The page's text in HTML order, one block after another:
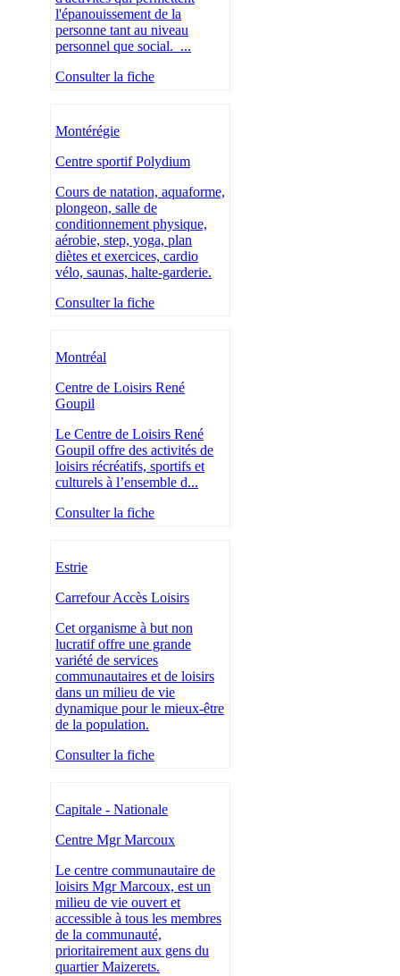
l'épanouissement de la
personne tant au niveau
personnel que social. ...
Consulter la fiche
Montérégie
Centre sportif Polydium
Cours de natation, aquaforme,
plongeon, salle de
conditionnement physique,
aérobie, step, yoga, plan
diètes et exercices, cardio
vélo, saunas, halte-garderie.
Consulter la fiche
Montréal
Centre de Loisirs René
Goupil
Le Centre de Loisirs René
Goupil offre des activités de
loisirs récréatifs, sportifs et
culturels à l’ensemble d...
Consulter la fiche
Estrie
Carrefour Accès Loisirs
Cet organisme à but non
lucratif offre une grande
variété de services
communautaires et de loisirs
dans un milieu de vie
dynamique pour le mieux-être
de la population.
Consulter la fiche
Capitale - Nationale
Centre Mgr Marcoux
Le centre communautaire de
loisirs Mgr Marcoux, est un
milieu de vie ouvert et
accessible à tous les membres
de la communauté,
prioritairement aux gens du
quartier Maizerets.